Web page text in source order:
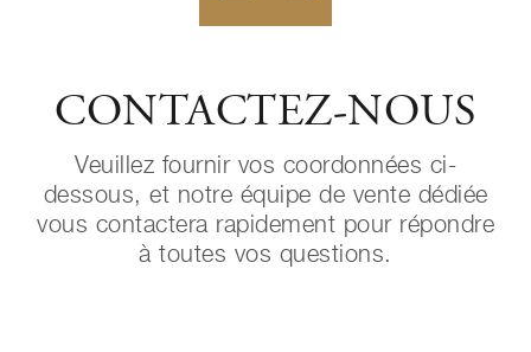
CONTACTEZ-NOUS
Veuillez fournir vos coordonnées ci-
dessous, et notre équipe de vente dédiée
vous contactera rapidement pour répondre
à toutes vos questions.